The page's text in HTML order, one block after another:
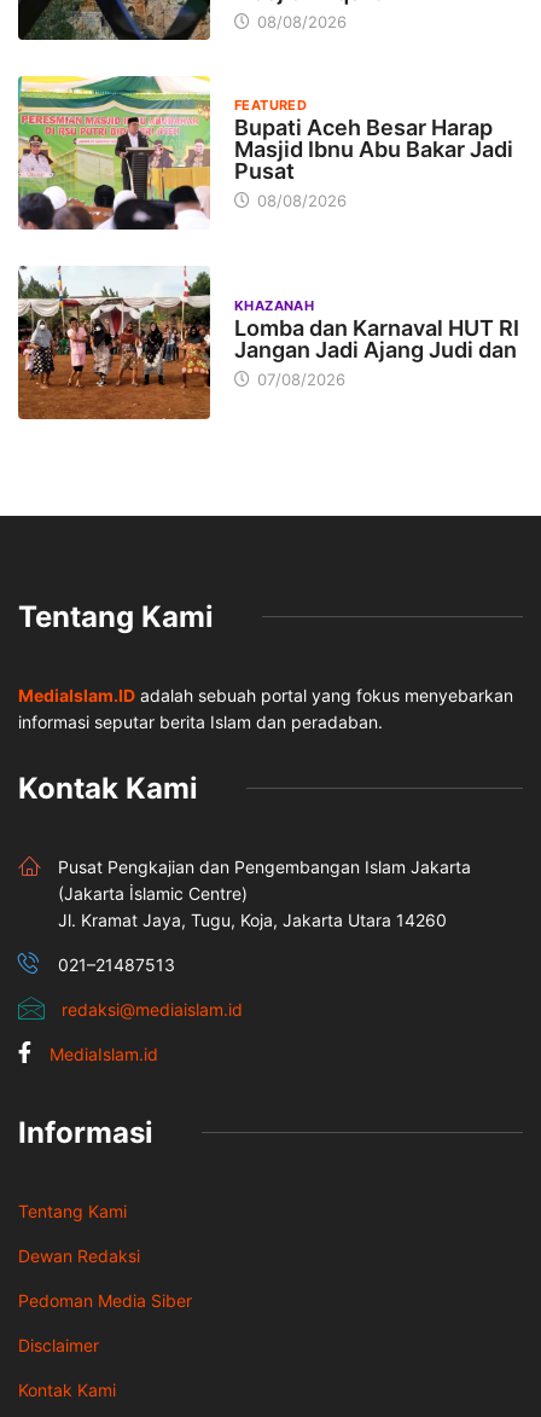
08/08/2026
FEATURED
Bupati Aceh Besar Harap
Masjid Ibnu Abu Bakar Jadi
Pusat
08/08/2026
KHAZANAH
Lomba dan Karnaval HUT RI
Jangan Jadi Ajang Judi dan
07/08/2026
Tentang Kami
MediaIslam.ID adalah sebuah portal yang fokus menyebarkan
informasi seputar berita Islam dan peradaban.
Kontak Kami
Pusat Pengkajian dan Pengembangan Islam Jakarta
(Jakarta İslamic Centre)
Jl. Kramat Jaya, Tugu, Koja, Jakarta Utara 14260
021–21487513
redaksi@mediaislam.id
MediaIslam.id
Informasi
Tentang Kami
Dewan Redaksi
Pedoman Media Siber
Disclaimer
Kontak Kami